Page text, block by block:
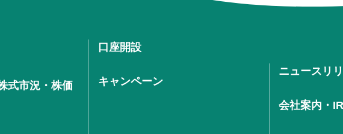
式市況・株価
口座開設
キャンペーン
ニュースリ
会社案内・